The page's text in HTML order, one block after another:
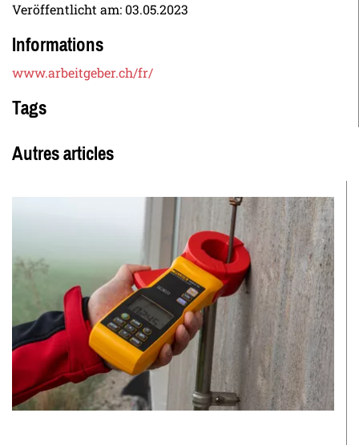
Veröffentlicht am: 03.05.2023
Informations
www.arbeitgeber.ch/fr/
Tags
Autres articles